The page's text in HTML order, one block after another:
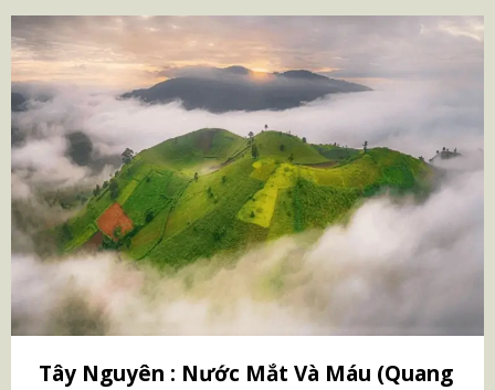
Tây Nguyên : Nước Mắt Và Máu (Quang